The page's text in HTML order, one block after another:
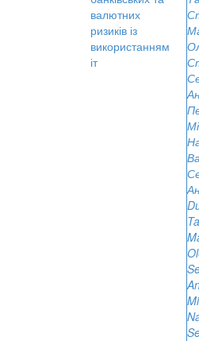
валютних
ризиків із
використанням
іт